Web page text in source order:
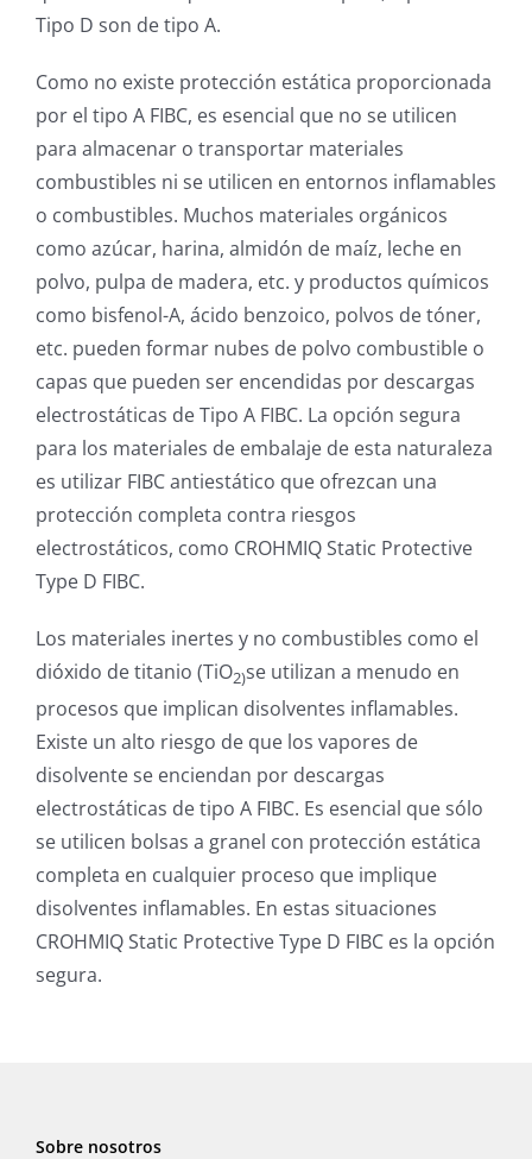
Tipo D son de tipo A.
Como no existe protección estática proporcionada
por el tipo A FIBC, es esencial que no se utilicen
para almacenar o transportar materiales
combustibles ni se utilicen en entornos inflamables
o combustibles. Muchos materiales orgánicos
como azúcar, harina, almidón de maíz, leche en
polvo, pulpa de madera, etc. y productos químicos
como bisfenol-A, ácido benzoico, polvos de tóner,
etc. pueden formar nubes de polvo combustible o
capas que pueden ser encendidas por descargas
electrostáticas de Tipo A FIBC. La opción segura
para los materiales de embalaje de esta naturaleza
es utilizar FIBC antiestático que ofrezcan una
protección completa contra riesgos
electrostáticos, como CROHMIQ Static Protective
Type D FIBC.
Los materiales inertes y no combustibles como el
dióxido de titanio (TiO2)se utilizan a menudo en
procesos que implican disolventes inflamables.
Existe un alto riesgo de que los vapores de
disolvente se enciendan por descargas
electrostáticas de tipo A FIBC. Es esencial que sólo
se utilicen bolsas a granel con protección estática
completa en cualquier proceso que implique
disolventes inflamables. En estas situaciones
CROHMIQ Static Protective Type D FIBC es la opción
segura.
Sobre nosotros